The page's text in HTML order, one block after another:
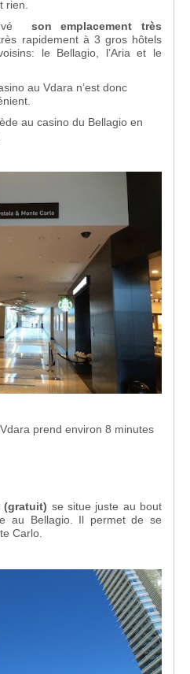
rien.
son emplacement très
rapidement à 3 gros hôtels
le Bellagio, l’Aria et le
au Vdara n’est donc
au casino du Bellagio en
prend environ 8 minutes
(gratuit) se situe juste au bout
au Bellagio. Il permet de se
Carlo.